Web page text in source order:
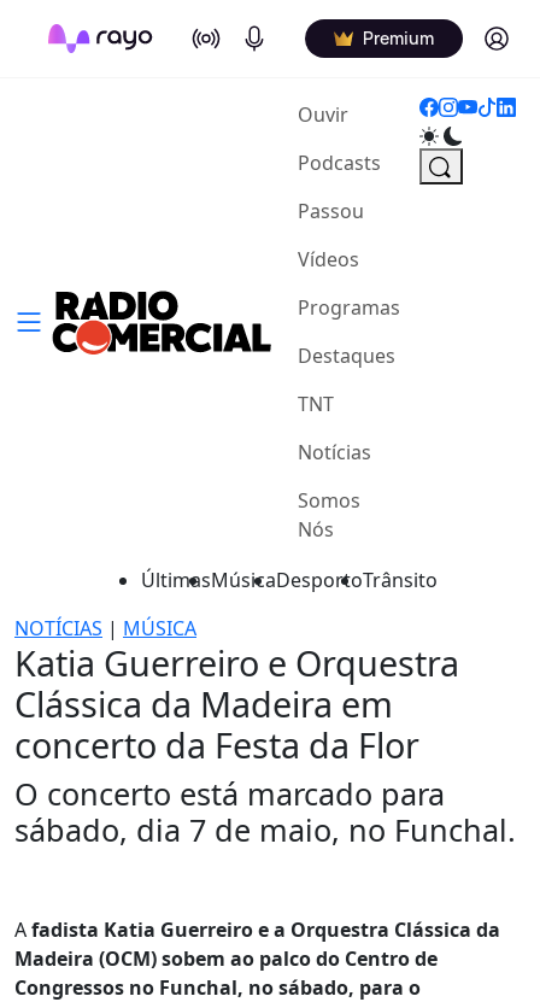
On Air Podcasts Premium Log in
Ouvir(current)
Podcasts
Passou
Vídeos
Programas
Destaques
TNT
Notícias
Somos
Nós
ÚltimasMúsicaDesportoTrânsito
NOTÍCIAS | MÚSICA
Katia Guerreiro e Orquestra
Clássica da Madeira em
concerto da Festa da Flor
O concerto está marcado para
sábado, dia 7 de maio, no Funchal.
Afadista Katia Guerreiro e a Orquestra Clássica da
Madeira (OCM) sobem ao palco do Centro de
Congressos no Funchal, no sábado, para o